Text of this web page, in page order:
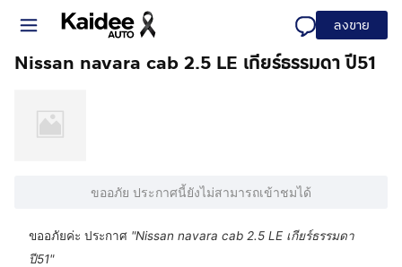
ลงขาย
Nissan navara cab 2.5 LE เกียร์ธรรมดา ปี51
ขออภัย ประกาศนี้ยังไม่สามารถเข้าชมได้
ขออภัยค่ะ ประกาศ "Nissan navara cab 2.5 LE เกียร์ธรรมดา
ปี51"